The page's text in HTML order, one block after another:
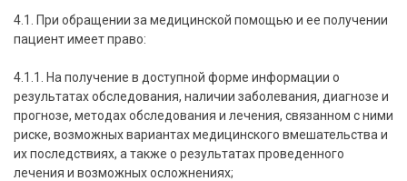
4.1. При обращении за медицинской помощью и ее получении
пациент имеет право:
4.1.1. На получение в доступной форме информации о
результатах обследования, наличии заболевания, диагнозе и
прогнозе, методах обследования и лечения, связанном с ними
риске, возможных вариантах медицинского вмешательства и
их последствиях, а также о результатах проведенного
лечения и возможных осложнениях;